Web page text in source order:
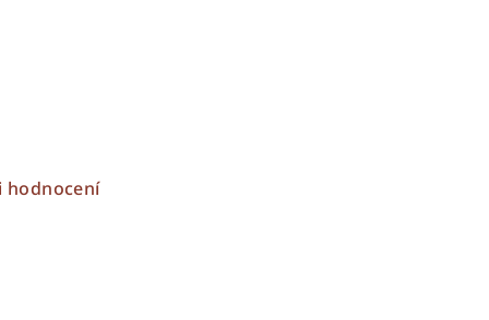
hodnocení